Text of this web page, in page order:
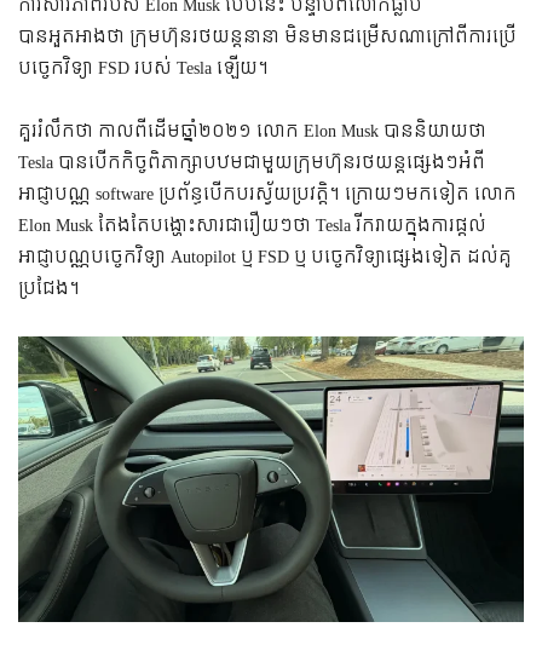
បានអួតអាងថា ក្រុមហ៊ុនរថយន្តនានា មិនមានជម្រើសណាក្រៅពីការប្រើ
បច្ចេកវិទ្យា FSD របស់ Tesla ឡើយ។
គួររំលឹកថា កាលពីដើមឆ្នាំ​២០២១ លោក Elon Musk បាន​និយាយថា
Tesla បាន​បើកកិច្ចពិភាក្សាបឋមជាមួយក្រុមហ៊ុនរថយន្តផ្សេងៗ​អំពី
អាជ្ញាបណ្ណ software ប្រព័ន្ធបើកបរស្វ័យប្រវត្តិ។ ក្រោយៗមកទៀត លោក
Elon Musk តែងតែបង្ហោះសារជារឿយៗថា Tesla រីករាយក្នុងការផ្តល់
អាជ្ញាបណ្ណបច្ចេកវិទ្យា Autopilot ឬ FSD ឬ បច្ចេកវិទ្យាផ្សេងទៀត ដល់គូ
ប្រជែង។